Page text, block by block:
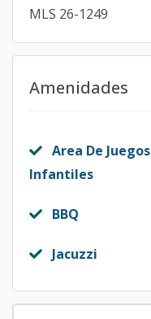
MLS 26-1249
Amenidades
Area De Juegos
Infantiles
BBQ
Jacuzzi